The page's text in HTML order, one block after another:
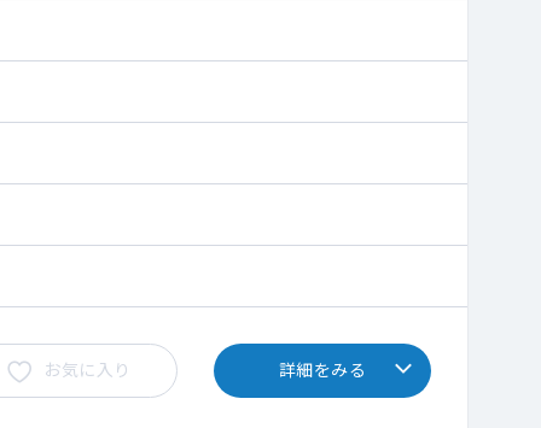
お気に入り 詳細をみる